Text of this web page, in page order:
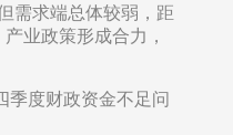
需求端总体较弱，距
业政策形成合力，
季度财政资金不足问